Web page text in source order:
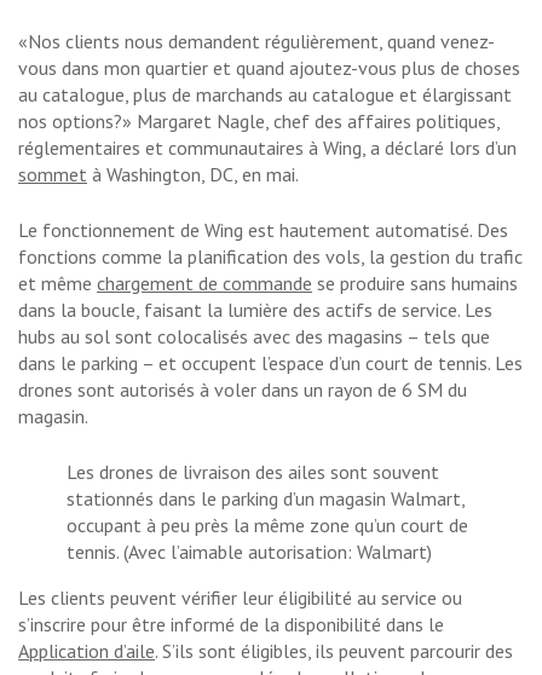
«Nos clients nous demandent régulièrement, quand venez-
vous dans mon quartier et quand ajoutez-vous plus de choses
au catalogue, plus de marchands au catalogue et élargissant
nos options?» Margaret Nagle, chef des affaires politiques,
réglementaires et communautaires à Wing, a déclaré lors d’un
sommet à Washington, DC, en mai.
Le fonctionnement de Wing est hautement automatisé. Des
fonctions comme la planification des vols, la gestion du trafic
et même chargement de commande se produire sans humains
dans la boucle, faisant la lumière des actifs de service. Les
hubs au sol sont colocalisés avec des magasins – tels que
dans le parking – et occupent l’espace d’un court de tennis. Les
drones sont autorisés à voler dans un rayon de 6 SM du
magasin.
Les drones de livraison des ailes sont souvent
stationnés dans le parking d’un magasin Walmart,
occupant à peu près la même zone qu’un court de
tennis. (Avec l’aimable autorisation: Walmart)
Les clients peuvent vérifier leur éligibilité au service ou
s’inscrire pour être informé de la disponibilité dans le
Application d’aile. S’ils sont éligibles, ils peuvent parcourir des